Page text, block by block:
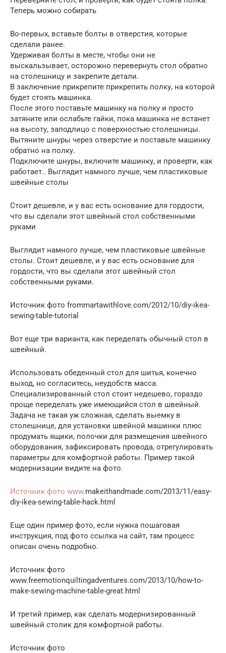
Теперь можно собирать
Во-первых, вставьте болты в отверстия, которые
сделали ранее.
Удерживая болты в месте, чтобы они не
выскальзывает, осторожно перевернуть стол обратно
на столешницу и закрепите детали.
В заключение прикрепите прикрепить полку, на которой
будет стоять машинка.
После этого поставьте машинку на полку и просто
затяните или ослабьте гайки, пока машинка не встанет
на высоту, заподлицо с поверхностью столешницы.
Вытяните шнуры через отверстие и поставьте машинку
обратно на полку.
Подключите шнуры, включите машинку, и проверти, как
работает.. Выглядит намного лучше, чем пластиковые
швейные столы
Стоит дешевле, и у вас есть основание для гордости,
что вы сделали этот швейный стол собственными
руками
Выглядит намного лучше, чем пластиковые швейные
столы. Стоит дешевле, и у вас есть основание для
гордости, что вы сделали этот швейный стол
собственными руками.
Источник фото frommartawithlove.com/2012/10/diy-ikea-
sewing-table-tutorial
Вот еще три варианта, как переделать обычный стол в
швейный.
Использовать обеденный стол для шитья, конечно
выход, но согласитесь, неудобств масса.
Специализированный стол стоит недешево, гораздо
проще переделать уже имеющийся стол в швейный.
Задача не такая уж сложная, сделать выемку в
столешнице, для установки швейной машинки плюс
продумать ящики, полочки для размещения швейного
оборудования, зафиксировать провода, отрегулировать
параметры для комфортной работы. Пример такой
модернизации видите на фото.
Источник фото www.makeithandmade.com/2013/11/easy-
diy-ikea-sewing-table-hack.html
Еще один пример фото, если нужна пошаговая
инструкция, под фото ссылка на сайт, там процесс
описан очень подробно.
Источник фото
www.freemotionquiltingadventures.com/2013/10/how-to-
make-sewing-machine-table-great.html
И третий пример, как сделать модернизированный
швейный столик для комфортной работы.
Источник фото